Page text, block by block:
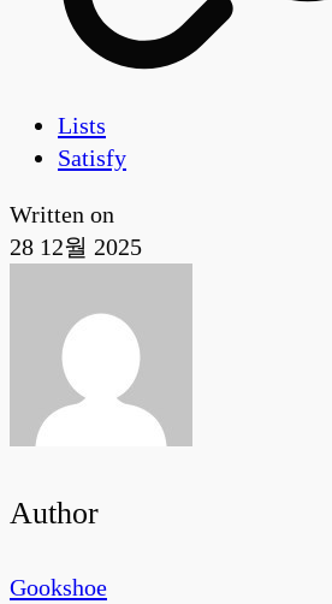
Lists
Satisfy
Written on
28 12월 2025
Author
Gookshoe